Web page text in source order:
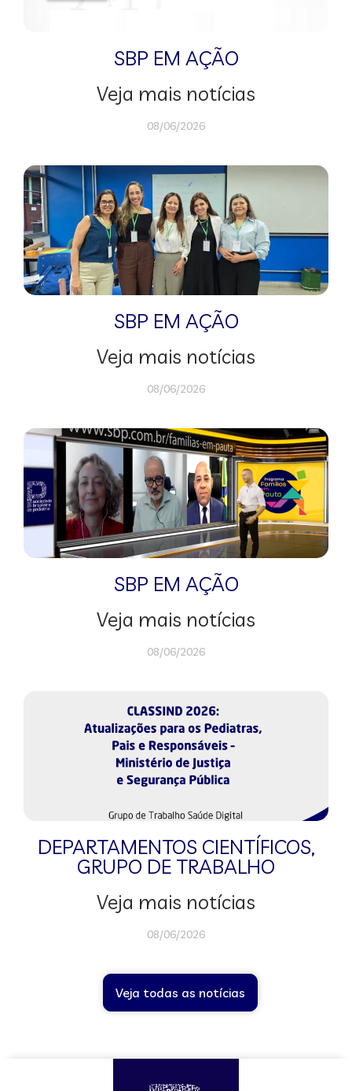
SBP EM AÇÃO
Veja mais notícias
08/06/2026
SBP EM AÇÃO
Veja mais notícias
08/06/2026
SBP EM AÇÃO
Veja mais notícias
08/06/2026
DEPARTAMENTOS CIENTÍFICOS,
GRUPO DE TRABALHO
Veja mais notícias
08/06/2026
Veja todas as notícias